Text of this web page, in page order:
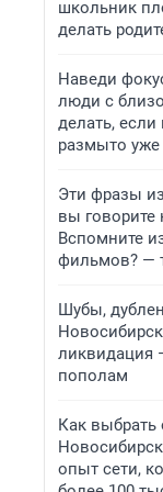
школьник
делать
Наведи
люди с
делать, если
размыто уже
Эти фразы
вы
Вспомните
фильмов? —
Шубы,
ликвидация
пополам
Как выбрать
опыт сети,